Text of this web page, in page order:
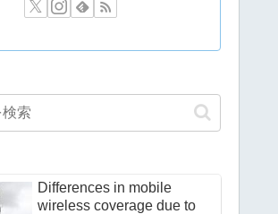
Differences in mobile
wireless coverage due to